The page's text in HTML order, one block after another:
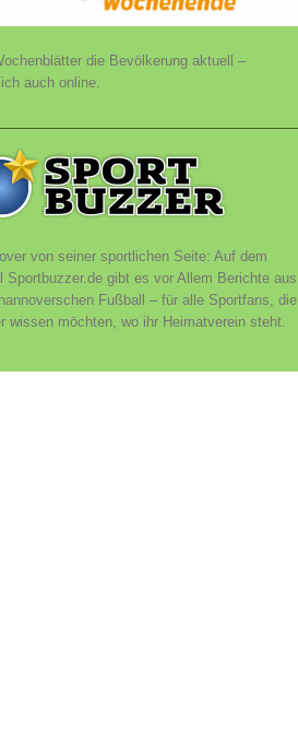
die Bevölkerung aktuell –
auch online.
von seiner sportlichen Seite: Auf dem
Sportbuzzer.de gibt es vor Allem Berichte aus
Fußball – für alle Sportfans, die
wissen möchten, wo ihr Heimatverein steht.